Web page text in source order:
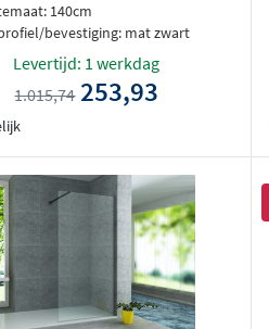
140cm
bevestiging: mat zwart
Levertijd: 1 werkdag
1.015,74 253,93